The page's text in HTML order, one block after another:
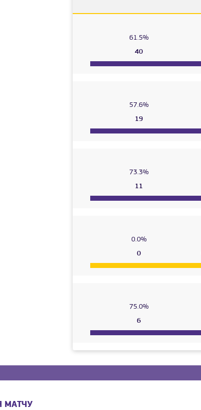
61.5%
40
57.6%
19
73.3%
11
0.0%
0
75.0%
6
МАТЧУ